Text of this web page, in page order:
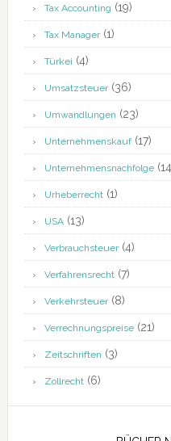
Tax Accounting (19)
Tax Manager(1)
Türkei (4)
Umsatzsteuer(36)
Umwandlungen (23)
Unternehmenskauf(17)
Unternehmensnachfolge
Urheberrecht(1)
USA(13)
Verbrauchsteuer(4)
Verfahrensrecht(7)
Verkehrsteuer(8)
Verrechnungspreise(21)
Zeitschriften (3)
Zollrecht(6)